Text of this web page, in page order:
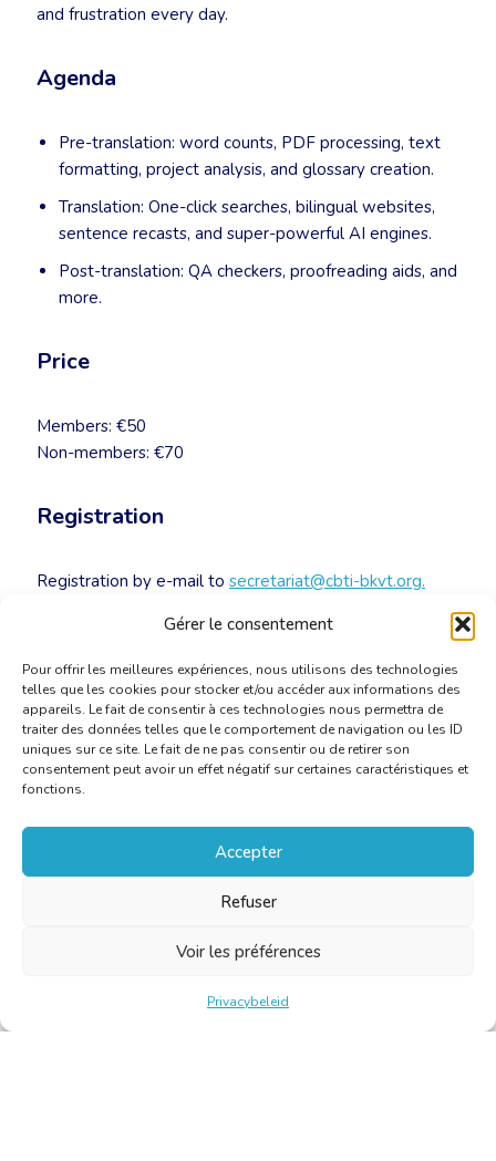
Gérer le consentement
Pour offrir les meilleures expériences, nous utilisons des technologies
telles que les cookies pour stocker et/ou accéder aux informations des
appareils. Le fait de consentir à ces technologies nous permettra de
traiter des données telles que le comportement de navigation ou les ID
uniques sur ce site. Le fait de ne pas consentir ou de retirer son
consentement peut avoir un effet négatif sur certaines caractéristiques et
fonctions.
Accepter
Refuser
Voir les préférences
Privacybeleid
and frustration every day.
Agenda
Pre-translation: word counts, PDF processing, text
formatting, project analysis, and glossary creation.
Translation: One-click searches, bilingual websites,
sentence recasts, and super-powerful AI engines.
Post-translation: QA checkers, proofreading aids, and
more.
Price
Members: €50
Non-members: €70
Registration
Registration by e-mail to secretariat@cbti-bkvt.org.